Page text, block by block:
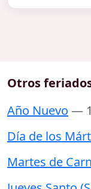
Otros
Año Nuevo —
Día de los
Martes de